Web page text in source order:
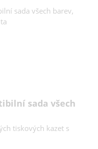
sada všech
tiskových kazet s